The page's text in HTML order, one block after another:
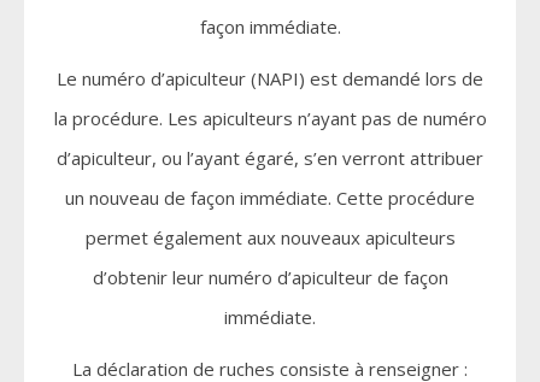
façon immédiate.
Le numéro d’apiculteur (NAPI) est demandé lors de
la procédure. Les apiculteurs n’ayant pas de numéro
d’apiculteur, ou l’ayant égaré, s’en verront attribuer
un nouveau de façon immédiate. Cette procédure
permet également aux nouveaux apiculteurs
d’obtenir leur numéro d’apiculteur de façon
immédiate.
La déclaration de ruches consiste à renseigner :